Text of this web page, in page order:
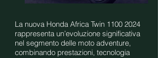
La nuova Honda Africa Twin 1100 2024
rappresenta un’evoluzione significativa
nel segmento delle moto adventure,
combinando prestazioni, tecnologia